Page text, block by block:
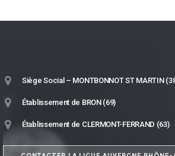
Siège Social – MONTBONNOT ST MARTIN
Établissement de BRON (69)
Établissement de CLERMONT-FERRAND (63)